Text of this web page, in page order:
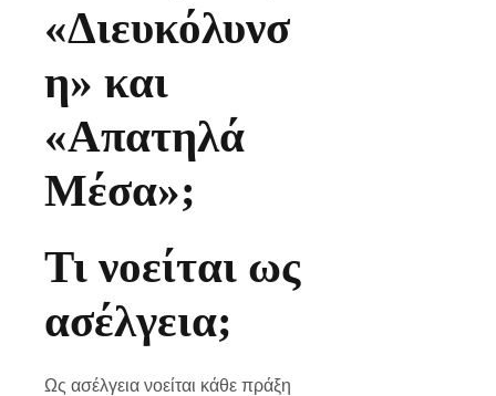
«Διευκόλυνσ
η» και
«Απατηλά
Μέσα»;
Τι νοείται ως
ασέλγεια;
Ως ασέλγεια νοείται κάθε πράξη